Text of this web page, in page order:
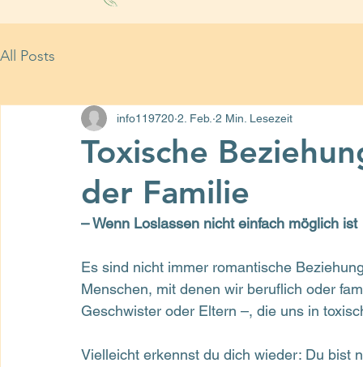
All Posts
Toxische
der Familie
info119720 2. Feb. 2 Min. Lesezeit
– Wenn Loslassen nicht einfach möglich ist
Es sind nicht immer romantische
Menschen, mit denen wir beruflich oder
Geschwister oder Eltern –, die uns in
Vielleicht erkennst du dich wieder: Du bist